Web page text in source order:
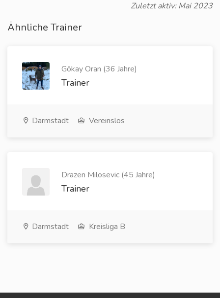
Zuletzt aktiv: Mai 2023
Ähnliche Trainer
Gökay Oran (36 Jahre)
Trainer
Darmstadt Vereinslos
Drazen Milosevic (45 Jahre)
Trainer
Darmstadt Kreisliga B